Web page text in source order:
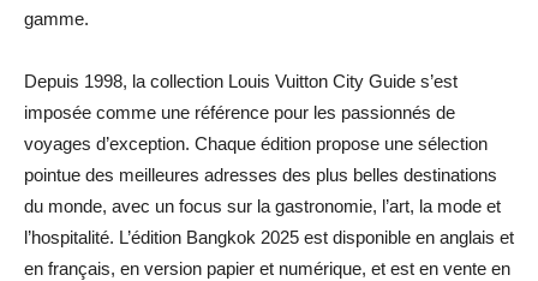
gamme.
Depuis 1998, la collection Louis Vuitton City Guide s’est
imposée comme une référence pour les passionnés de
voyages d’exception. Chaque édition propose une sélection
pointue des meilleures adresses des plus belles destinations
du monde, avec un focus sur la gastronomie, l’art, la mode et
l’hospitalité. L’édition Bangkok 2025 est disponible en anglais et
en français, en version papier et numérique, et est en vente en